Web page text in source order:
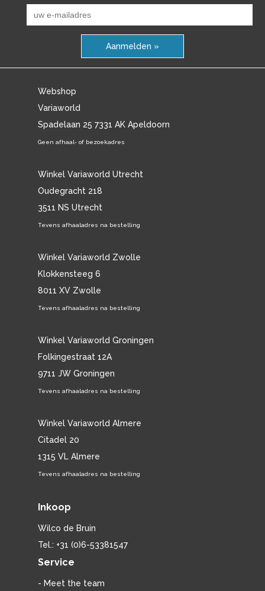
Aanmelden »
Webshop
Variaworld
Spadelaan 25 7331 AK Apeldoorn
Geen afhaal- of bezoekadres
Winkel Variaworld Utrecht
Oudegracht 218
3511 NS Utrecht
Tevens afhaaladres na bestelling
Winkel Variaworld Zwolle
Klokkensteeg 6
8011 XV Zwolle
Tevens afhaaladres na bestelling
Winkel Variaworld Groningen
Folkingestraat 12A
9711 JW Groningen
Tevens afhaaladres na bestelling
Winkel Variaworld Almere
Citadel 20
1315 VL Almere
Tevens afhaaladres na bestelling
Inkoop
Wilco de Bruin
Tel.: +31 (0)6-53381547
Service
- Meet the team